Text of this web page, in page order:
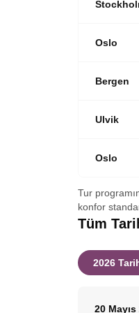
Oslo
Bergen
Ulvik
Oslo
Tur
konfor
Tüm
2026
20 Mayıs